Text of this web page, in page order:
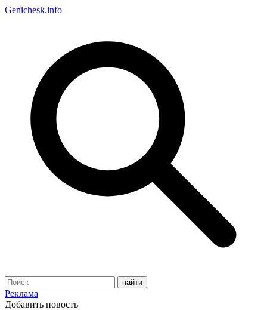
Genichesk.info
Реклама
Добавить новость